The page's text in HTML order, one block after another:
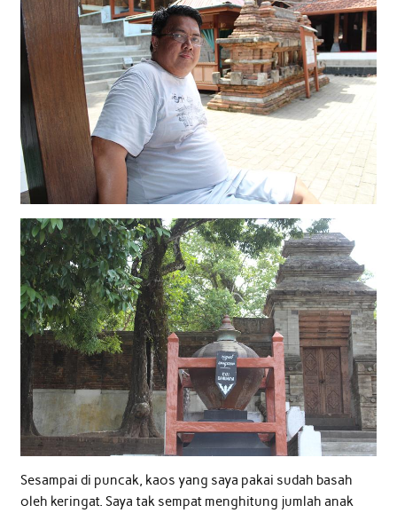
Sesampai di puncak, kaos yang saya pakai sudah basah
oleh keringat. Saya tak sempat menghitung jumlah anak